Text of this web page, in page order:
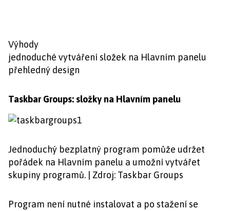
Výhody
jednoduché vytváření složek na Hlavním panelu
přehledný design
Taskbar Groups: složky na Hlavním panelu
Jednoduchý bezplatný program pomůže udržet
pořádek na Hlavním panelu a umožní vytvářet
skupiny programů. | Zdroj: Taskbar Groups
Program není nutné instalovat a po stažení se